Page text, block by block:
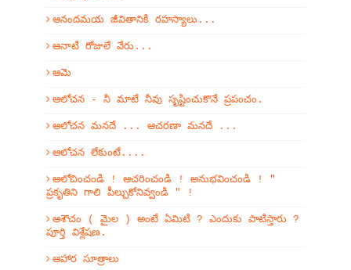
ఆనందమయ జీవితానికి రహస్యాలు...
ఆనాటి రోజులే వేరు...
ఆమె
ఆలోచన - నీ మాటే నీవు సృష్టించుకొనే ప్రపంచం.
ఆలోచన మనదే ... ఆచరణా మనదే ...
ఆలోచన లేకుంటే....
ఆలోచించండి ! ఆచరించండి ! అనుభవించండి ! "
ప్రకృతిని గాలి పీల్చుకోనివ్వండి " !
ఆశౌచం ( మైల ) అంటే ఏమిటి ? ఎందుకు పాటిస్తారు ?
పూర్తి విశ్లేషణ.
ఆహార సూత్రాలు